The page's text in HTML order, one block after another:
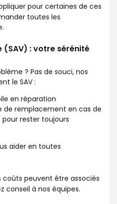
pour certaines de ces
toutes les
: votre sérénité
? Pas de souci, nos
le SAV :
en réparation
de remplacement en cas de
rester toujours
aider en toutes
coûts peuvent être associés
conseil à nos équipes.